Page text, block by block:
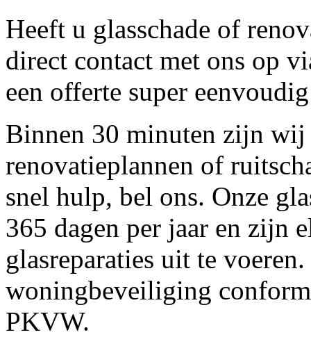
Heeft u glasschade of
direct contact met ons op
een offerte super
Binnen 30 minuten zijn wij
renovatieplannen of
snel hulp, bel ons. Onze
365 dagen per jaar en zijn
glasreparaties uit te
woningbeveiliging
PKVW.